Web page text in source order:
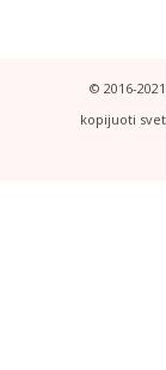
© 2016-
kopijuoti